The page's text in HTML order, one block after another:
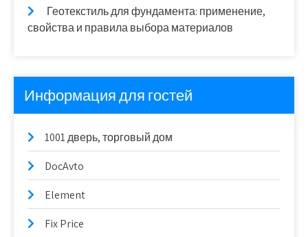
Геотекстиль для фундамента: применение,
свойства и правила выбора материалов
Информация для гостей
1001 дверь, торговый дом
DocAvto
Element
Fix Price